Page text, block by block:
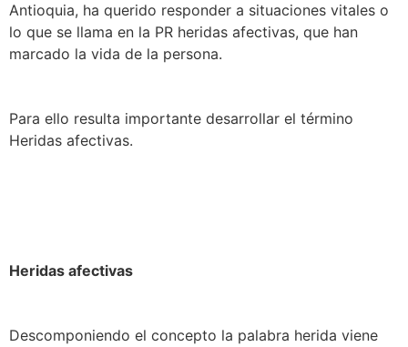
Antioquia, ha querido responder a situaciones vitales o
lo que se llama en la PR heridas afectivas, que han
marcado la vida de la persona.
Para ello resulta importante desarrollar el término
Heridas afectivas.
Heridas afectivas
Descomponiendo el concepto la palabra herida viene